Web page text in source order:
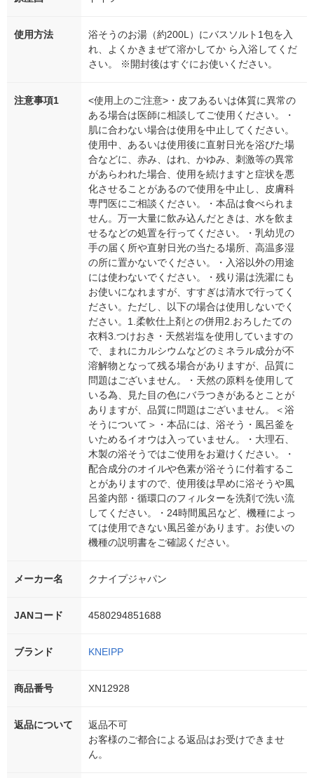
使用方法
浴そうのお湯（約200L）にバスソルト1包を入
れ、よくかきまぜて溶かしてか ら入浴してくだ
さい。 ※開封後はすぐにお使いください。
注意事項1
<使用上のご注意>・皮フあるいは体質に異常の
ある場合は医師に相談してご使用ください。・
肌に合わない場合は使用を中止してください。
使用中、あるいは使用後に直射日光を浴びた場
合などに、赤み、はれ、かゆみ、刺激等の異常
があらわれた場合、使用を続けますと症状を悪
化させることがあるので使用を中止し、皮膚科
専門医にご相談ください。・本品は食べられま
せん。万一大量に飲み込んだときは、水を飲ま
せるなどの処置を行ってください。・乳幼児の
手の届く所や直射日光の当たる場所、高温多湿
の所に置かないでください。・入浴以外の用途
には使わないでください。・残り湯は洗濯にも
お使いになれますが、すすぎは清水で行ってく
ださい。ただし、以下の場合は使用しないでく
ださい。1.柔軟仕上剤との併用2.おろしたての
衣料3.つけおき・天然岩塩を使用していますの
で、まれにカルシウムなどのミネラル成分が不
溶解物となって残る場合がありますが、品質に
問題はございません。・天然の原料を使用して
いる為、見た目の色にバラつきがあるとことが
ありますが、品質に問題はございません。＜浴
そうについて＞・本品には、浴そう・風呂釜を
いためるイオウは入っていません。・大理石、
木製の浴そうではご使用をお避けください。・
配合成分のオイルや色素が浴そうに付着するこ
とがありますので、使用後は早めに浴そうや風
呂釜内部・循環口のフィルターを洗剤で洗い流
してください。・24時間風呂など、機種によっ
ては使用できない風呂釜があります。お使いの
機種の説明書をご確認ください。
メーカー名 クナイプジャパン
JANコード 4580294851688
ブランド KNEIPP
商品番号 XN12928
返品について
返品不可
お客様のご都合による返品はお受けできませ
ん。